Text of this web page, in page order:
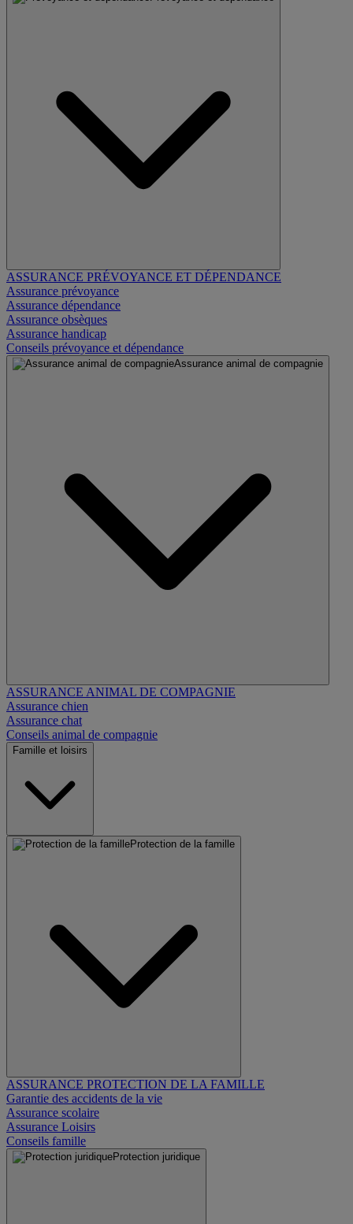
ASSURANCE PRÉVOYANCE ET DÉPENDANCE
Assurance prévoyance
Assurance dépendance
Assurance obsèques
Assurance handicap
Conseils prévoyance et dépendance
Assurance animal de compagnie
ASSURANCE ANIMAL DE COMPAGNIE
Assurance chien
Assurance chat
Conseils animal de compagnie
Famille et loisirs
Protection de la famille
ASSURANCE PROTECTION DE LA FAMILLE
Garantie des accidents de la vie
Assurance scolaire
Assurance Loisirs
Conseils famille
Protection juridique